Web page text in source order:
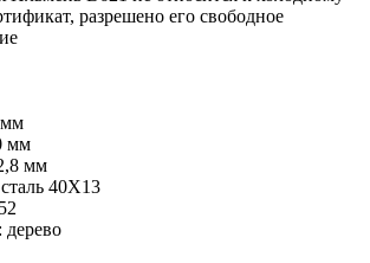
разрешено его свободное
мм
мм
40Х13
дерево